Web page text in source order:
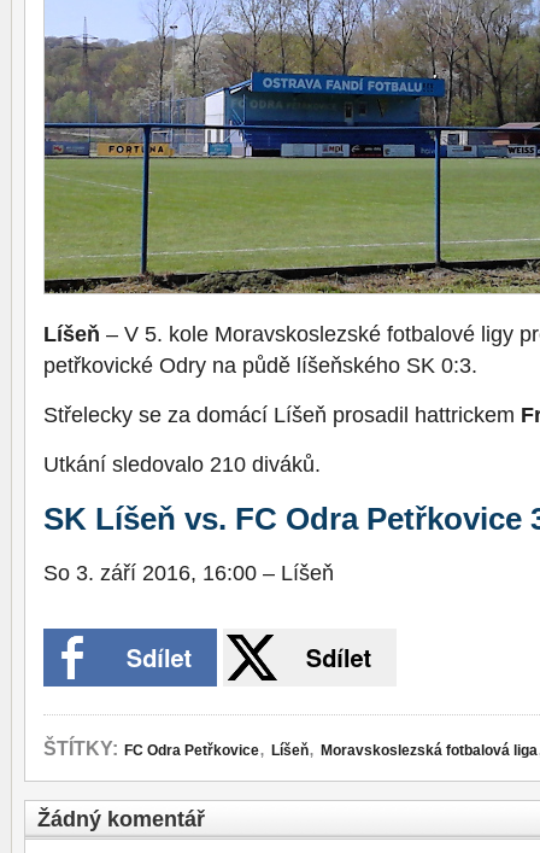
Líšeň – V 5. kole Moravskoslezské fotbalové ligy
petřkovické Odry na půdě líšeňského SK 0:3.
Střelecky se za domácí Líšeň prosadil hattrickem
Utkání sledovalo 210 diváků.
SK Líšeň vs. FC Odra Petřkovice
So 3. září 2016, 16:00 – Líšeň
ŠTÍTKY: FC Odra Petřkovice, Líšeň, Moravskoslezská fotbalová liga
Žádný komentář